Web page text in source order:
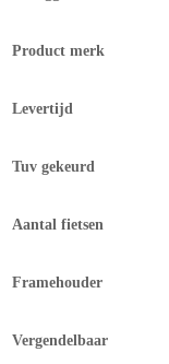
Product merk
Levertijd
Tuv gekeurd
Aantal fietsen
Framehouder
Vergendelbaar